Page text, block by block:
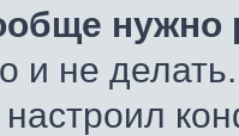
нужно
и не
настроил